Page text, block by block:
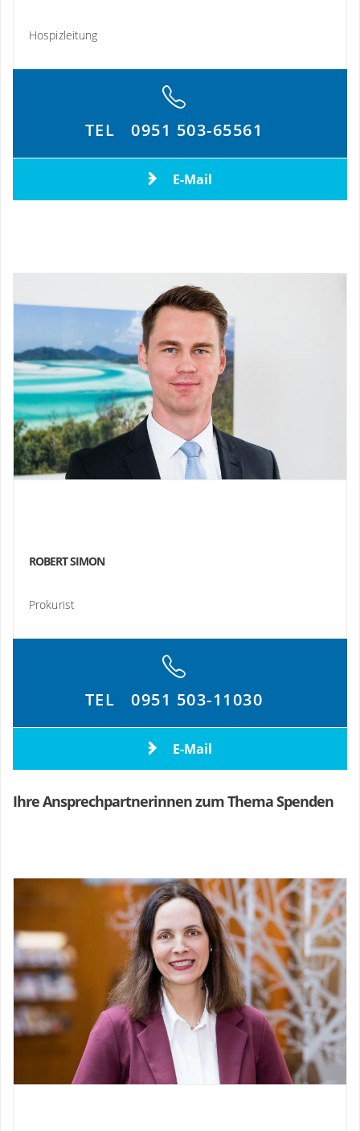
Hospizleitung
TEL 0951 503-65561
E-Mail
ROBERT SIMON
Prokurist
TEL 0951 503-11030
E-Mail
Ihre Ansprechpartnerinnen zum Thema Spenden